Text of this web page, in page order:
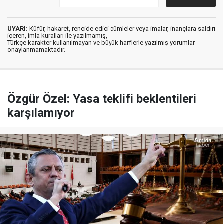
UYARI: Küfür, hakaret, rencide edici cümleler veya imalar, inançlara saldırı
içeren, imla kuralları ile yazılmamış,
Türkçe karakter kullanılmayan ve büyük harflerle yazılmış yorumlar
onaylanmamaktadır.
Özgür Özel: Yasa teklifi beklentileri
karşılamıyor